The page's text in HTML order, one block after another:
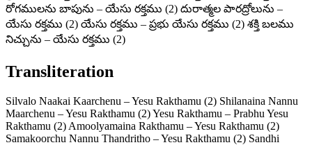
రోగములను బాపును – యేసు రక్తము (2) దురాత్మల పారద్రోలును –
యేసు రక్తము (2) యేసు రక్తము – ప్రభు యేసు రక్తము (2) శక్తి బలము
నిచ్చును – యేసు రక్తము (2)
Transliteration
Silvalo Naakai Kaarchenu – Yesu Rakthamu (2) Shilanaina Nannu
Maarchenu – Yesu Rakthamu (2) Yesu Rakthamu – Prabhu Yesu
Rakthamu (2) Amoolyamaina Rakthamu – Yesu Rakthamu (2)
Samakoorchu Nannu Thandritho – Yesu Rakthamu (2) Sandhi